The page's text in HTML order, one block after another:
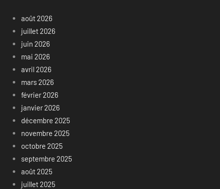
août 2026
juillet 2026
juin 2026
mai 2026
avril 2026
mars 2026
février 2026
janvier 2026
décembre 2025
novembre 2025
octobre 2025
septembre 2025
août 2025
juillet 2025